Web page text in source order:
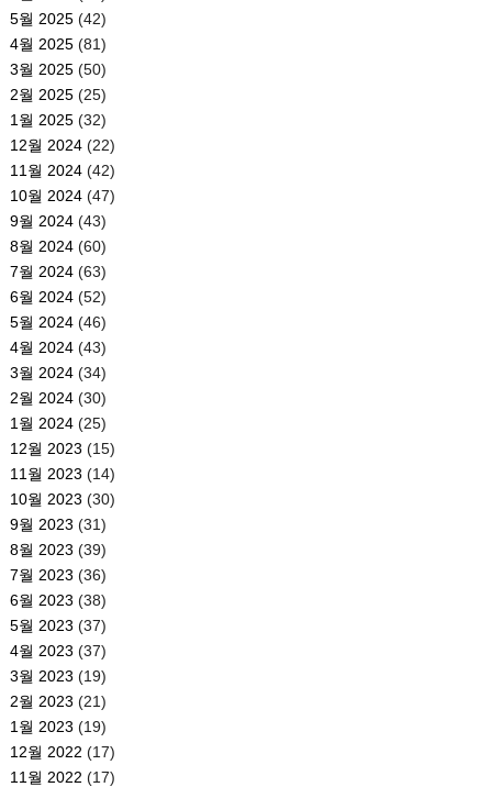
5월 2025(42)
4월 2025(81)
3월 2025(50)
2월 2025(25)
1월 2025(32)
12월 2024(22)
11월 2024(42)
10월 2024(47)
9월 2024(43)
8월 2024(60)
7월 2024(63)
6월 2024(52)
5월 2024(46)
4월 2024(43)
3월 2024(34)
2월 2024(30)
1월 2024(25)
12월 2023 (15)
11월 2023 (14)
10월 2023 (30)
9월 2023 (31)
8월 2023 (39)
7월 2023 (36)
6월 2023 (38)
5월 2023 (37)
4월 2023 (37)
3월 2023 (19)
2월 2023 (21)
1월 2023 (19)
12월 2022 (17)
11월 2022 (17)